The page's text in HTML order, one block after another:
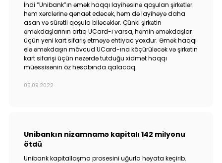
İndi “Unibank”ın əmək haqqı layihəsinə qoşulan şirkətlər
həm xərclərinə qənaət edəcək, həm də layihəyə daha
asan və sürətli qoşula biləcəklər. Çünki şirkətin
əməkdaşlarının artıq UCard-ı varsa, həmin əməkdaşlar
üçün yeni kart sifariş etməyə ehtiyac yoxdur. Əmək haqqı
elə əməkdaşın mövcud UCard-ına köçürüləcək və şirkətin
kart sifarişi üçün nəzərdə tutduğu xidmət haqqı
müəssisənin öz hesabında qalacaq.
05.09.2022
Unibankın nizamnamə kapitalı 142 milyonu
ötdü
Unibank kapitallaşma prosesini uğurla həyata keçirib.